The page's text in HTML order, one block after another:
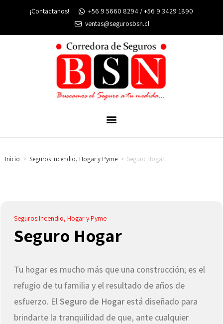
¡Contactanos!
+56 9 5660 8294 / +56 9 3429 1890
ventas@segurosbsn.cl
Inicio > Seguros Incendio, Hogar y Pyme > Seguro Hogar
Seguros Incendio, Hogar y Pyme
Seguro Hogar
Tu hogar es mucho más que una construcción; es el
refugio de tu familia y el resultado de años de
esfuerzo. ElSeguro de Hogar está diseñado para
brindarte la tranquilidad de que, ante cualquier